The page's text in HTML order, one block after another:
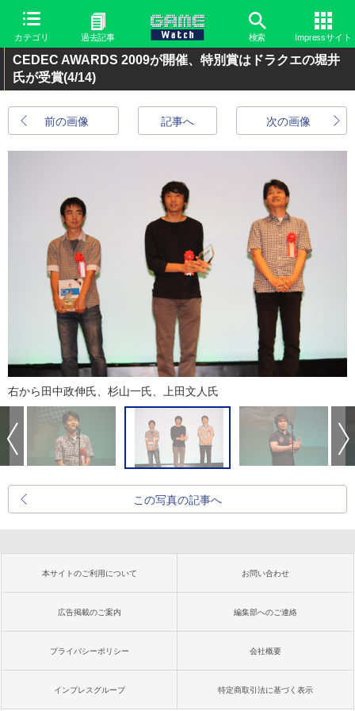
カテゴリ 過去記事 検索 Impressサイト
CEDEC AWARDS 2009が開催、特別賞はドラクエの堀井
氏が受賞(4/14)
前の画像 次の画像
記事へ
右から田中政伸氏、杉山一氏、上田文人氏
この写真の記事へ
本サイトのご利用について お問い合わせ
広告掲載のご案内 編集部へのご連絡
プライバシーポリシー 会社概要
インプレスグループ 特定商取引法に基づく表示